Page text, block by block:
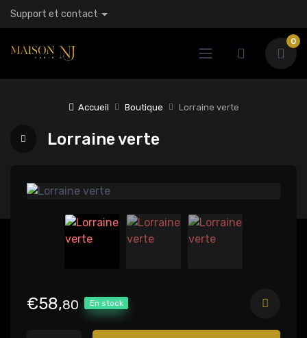
Support et contact
0
Accueil Boutique Lorraine verte
Lorraine verte
€58,80 En stock